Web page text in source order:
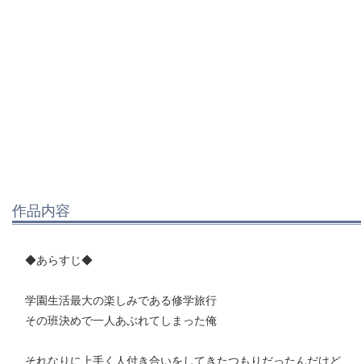
作品内容
◆あらすじ◆
学園生活最大の楽しみである修学旅行
その班決めで一人あぶれてしまった俺
それなりに上手く人付き合いをしてきたつもりだったんだけど